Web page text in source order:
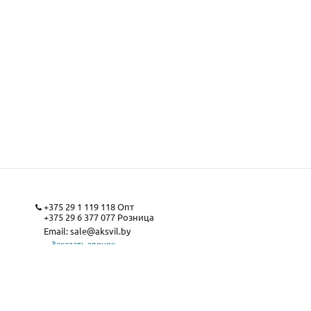
+375 29 1 119 118Опт
+375 29 6 377 077Розница
Email:sale@aksvil.by
Заказать звонок